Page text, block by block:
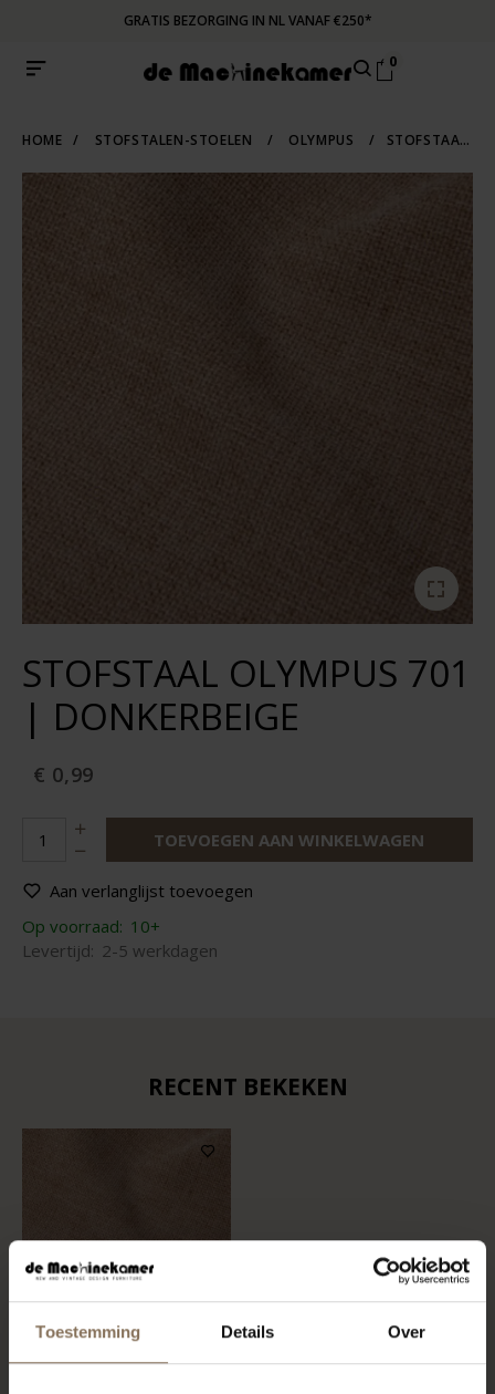
Toestemming Details Over
GRATIS BEZORGING IN NL VANAF €250*
0
HOME / STOFSTALEN-STOELEN / OLYMPUS / STOFSTAAL OLYMPUS 701 | DONKERBEIGE
STOFSTAAL OLYMPUS 701
| DONKERBEIGE
€ 0,99
TOEVOEGEN AAN WINKELWAGEN
Aan verlanglijst toevoegen
Op voorraad: 10+
Levertijd: 2-5 werkdagen
RECENT BEKEKEN